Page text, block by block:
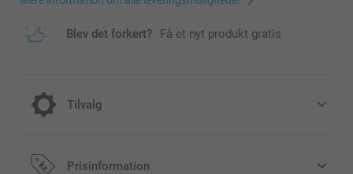
Blev det forkert? Få et nyt produkt gratis
Tilvalg
Fill your favours with some candy!
Prisinformation